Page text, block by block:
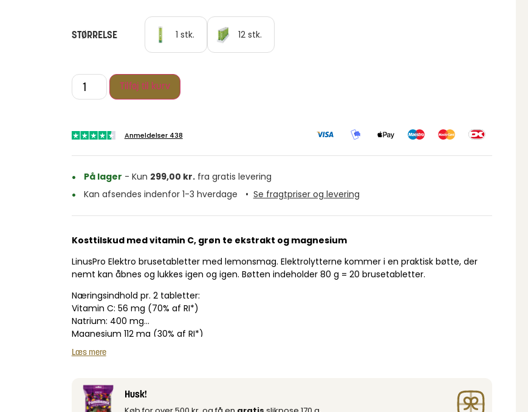
STØRRELSE 1 stk. 12 stk.
Tilføj til kurv
Anmeldelser 438
På lager - Kun 299,00 kr.fra gratis levering
Kan afsendes indenfor 1-3 hverdage
• Se fragtpriser og levering
Kosttilskud med vitamin C, grøn te ekstrakt og magnesium
LinusPro Elektro brusetabletter med lemonsmag. Elektrolytterne kommer i en praktisk bøtte, der
nemt kan åbnes og lukkes igen og igen. Bøtten indeholder 80 g = 20 brusetabletter.
Næringsindhold pr. 2 tabletter:
Vitamin C: 56 mg (70% af RI*)
Natrium: 400 mg
Magnesium 112 mg (30% af RI*)
Grøn te ekstrakt: 2,0 mg
*RI = (dagligt) Referenceindtag
Læs mere
Husk!